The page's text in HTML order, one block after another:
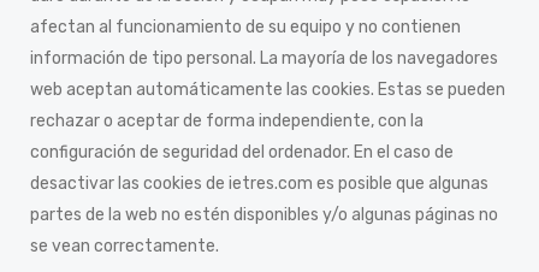
afectan al funcionamiento de su equipo y no contienen
información de tipo personal. La mayoría de los navegadores
web aceptan automáticamente las cookies. Estas se pueden
rechazar o aceptar de forma independiente, con la
configuración de seguridad del ordenador. En el caso de
desactivar las cookies de ietres.com es posible que algunas
partes de la web no estén disponibles y/o algunas páginas no
se vean correctamente.